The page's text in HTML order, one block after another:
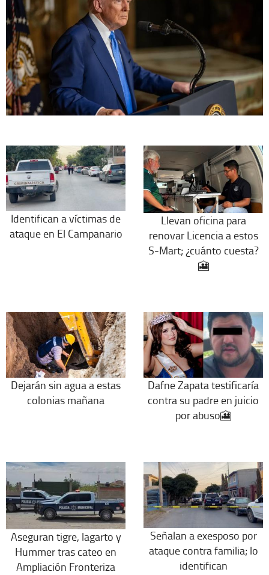
Identifican a víctimas de
ataque en El Campanario
Llevan oficina para
renovar Licencia a estos
S-Mart; ¿cuánto cuesta?
🎦
Dejarán sin agua a estas
colonias mañana
Dafne Zapata testificaría
contra su padre en juicio
por abuso🎦
Aseguran tigre, lagarto y
Hummer tras cateo en
Ampliación Fronteriza
Señalan a exesposo por
ataque contra familia; lo
identifican